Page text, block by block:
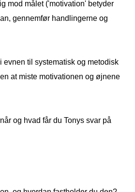
mod målet ('motivation' betyder
gennemfør handlingerne og
evnen til systematisk og metodisk
at miste motivationen og øjnene
og hvad får du Tonys svar på